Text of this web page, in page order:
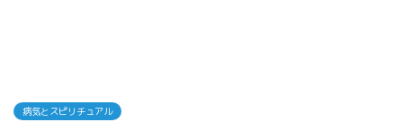
病気とスピリチュアル